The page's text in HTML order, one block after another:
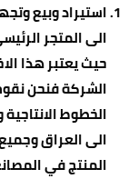
استيراد وبيع
الى المتجر
حيث يعتبر هذا
الشركة فنحن
الخطوط
الى العراق
المنتج في